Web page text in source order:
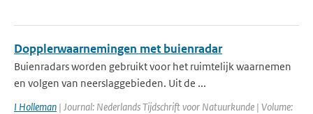
Dopplerwaarnemingen met buienradar
Buienradars worden gebruikt voor het ruimtelijk waarnemen
en volgen van neerslaggebieden. Uit de ...
I Holleman | Journal: Nederlands Tijdschrift voor Natuurkunde | Volume: